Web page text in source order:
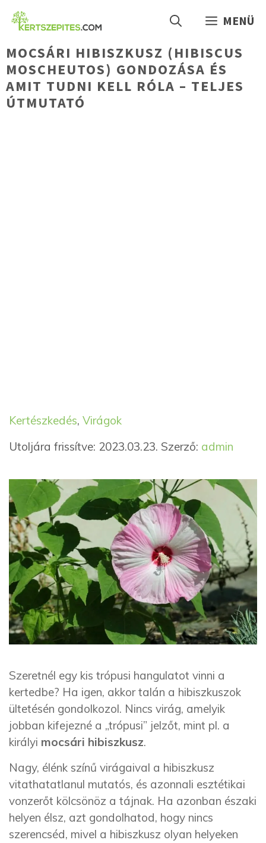
Kilépés
MENÜ
MOCSÁRI HIBISZKUSZ (HIBISCUS
MOSCHEUTOS) GONDOZÁSA ÉS
AMIT TUDNI KELL RÓLA – TELJES
ÚTMUTATÓ
Kategória
Kertészkedés, VirágokCímkék
Utoljára frissítve: 2023.03.23. Szerző: admin
Szeretnél egy kis trópusi hangulatot vinni a
kertedbe? Ha igen, akkor talán a hibiszkuszok
ültetésén gondolkozol. Nincs virág, amelyik
jobban kifejezné a „trópusi” jelzőt, mint pl. a
királyi mocsári hibiszkusz.
Nagy, élénk színű virágaival a hibiszkusz
vitathatatlanul mutatós, és azonnali esztétikai
vonzerőt kölcsönöz a tájnak. Ha azonban északi
helyen élsz, azt gondolhatod, hogy nincs
szerencséd, mivel a hibiszkusz olyan helyeken